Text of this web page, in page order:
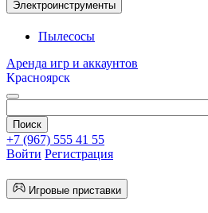
Электроинструменты
Пылесосы
Аренда игр и аккаунтов
Красноярск
+7 (967) 555 41 55
Войти Регистрация
Игровые приставки